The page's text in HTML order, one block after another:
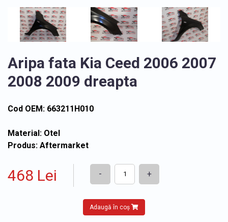
Aripa fata Kia Ceed 2006 2007
2008 2009 dreapta
Cod OEM: 663211H010
Material: Otel
Produs: Aftermarket
468 Lei - +
Adaugă în coș